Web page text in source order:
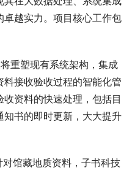
越实力。项目核心工作包
重塑现有系统架构，集成
接收验收过程的智能化管
资料的快速处理，包括目
书的即时更新，大大提升
馆藏地质资料，子书科技